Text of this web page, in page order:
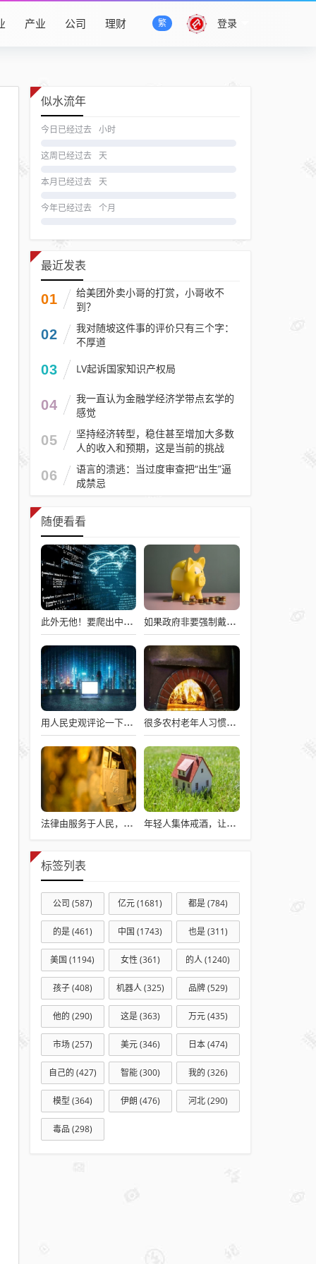
登录
繁
产业 公司 理财
似水流年
今日已经过去 小时
这周已经过去 天
本月已经过去 天
今年已经过去 个月
最近发表
01
给美团外卖小哥的打赏，小哥收不
到？
02
我对随坡这件事的评价只有三个字：
不厚道
03 LV起诉国家知识产权局
04
我一直认为金融学经济学带点玄学的
感觉
05
坚持经济转型，稳住甚至增加大多数
人的收入和预期，这是当前的挑战
06
语言的溃逃：当过度审查把“出生”逼
成禁忌
随便看看
此外无他！要爬出中等收入陷阱，中国需要攻克全人类几乎所有高端产业 如果政府非要强制戴头盔，就得先让电动自行车有个放头盔的地方
用人民史观评论一下澎湖海战 很多农村老年人习惯劳动，不劳动就会闲出病来
法律由服务于人民，变成了服务于法学届 年轻人集体戒酒，让“老登”酒企的天快塌了
标签列表
公司 (587) 亿元(1681) 都是(784)
的是(461) 中国 (1743) 也是(311)
美国 (1194) 女性 (361) 的人(1240)
孩子(408) 机器人(325) 品牌(529)
他的 (290) 这是(363) 万元(435)
市场(257) 美元(346) 日本(474)
自己的 (427) 智能(300) 我的 (326)
模型 (364) 伊朗 (476) 河北(290)
毒品 (298)